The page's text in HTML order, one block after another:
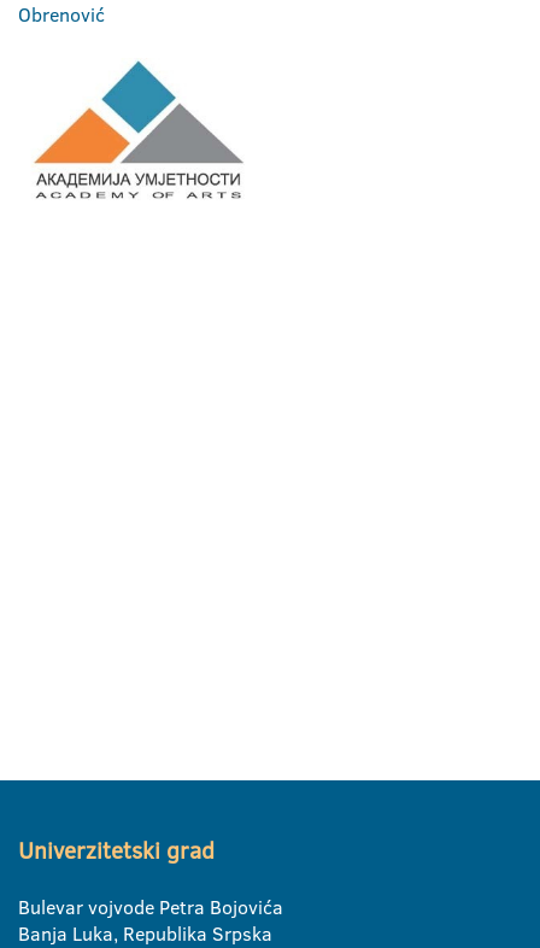
Obrenović
Univerzitetski grad
Bulevar vojvode Petra Bojovića
Banja Luka, Republika Srpska